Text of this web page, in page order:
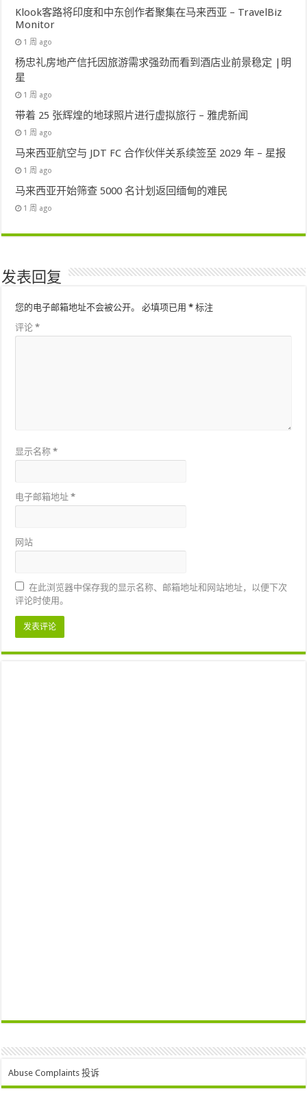
Klook客路将印度和中东创作者聚集在马来西亚 – TravelBiz
Monitor
1 周 ago
杨忠礼房地产信托因旅游需求强劲而看到酒店业前景稳定 |明
星
1 周 ago
带着 25 张辉煌的地球照片进行虚拟旅行 – 雅虎新闻
1 周 ago
马来西亚航空与 JDT FC 合作伙伴关系续签至 2029 年 – 星报
1 周 ago
马来西亚开始筛查 5000 名计划返回缅甸的难民
1 周 ago
发表回复
您的电子邮箱地址不会被公开。 必填项已用* 标注
评论*
显示名称*
电子邮箱地址*
网站
在此浏览器中保存我的显示名称、邮箱地址和网站地址，以便下次
评论时使用。
Abuse Complaints 投诉